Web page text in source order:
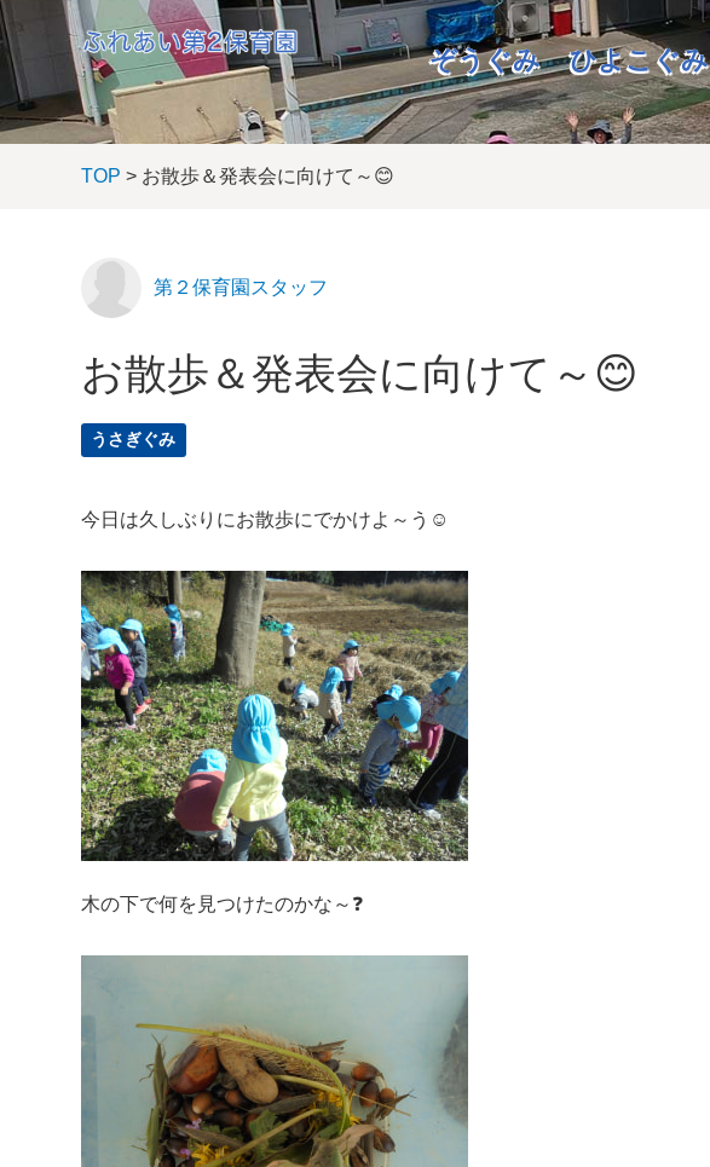
ぞうぐみ ひよこぐみ
TOP > お散歩＆発表会に向けて～😊
第２保育園スタッフ
お散歩＆発表会に向けて～😊
うさぎぐみ
今日は久しぶりにお散歩にでかけよ～う☺
木の下で何を見つけたのかな～❓